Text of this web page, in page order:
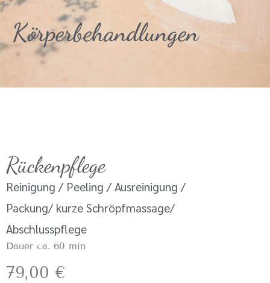
Körperbehandlungen
Rückenpflege
Reinigung / Peeling / Ausreinigung /
Packung/ kurze Schröpfmassage/
Abschlusspflege
Dauer ca. 60 min
79,00 €